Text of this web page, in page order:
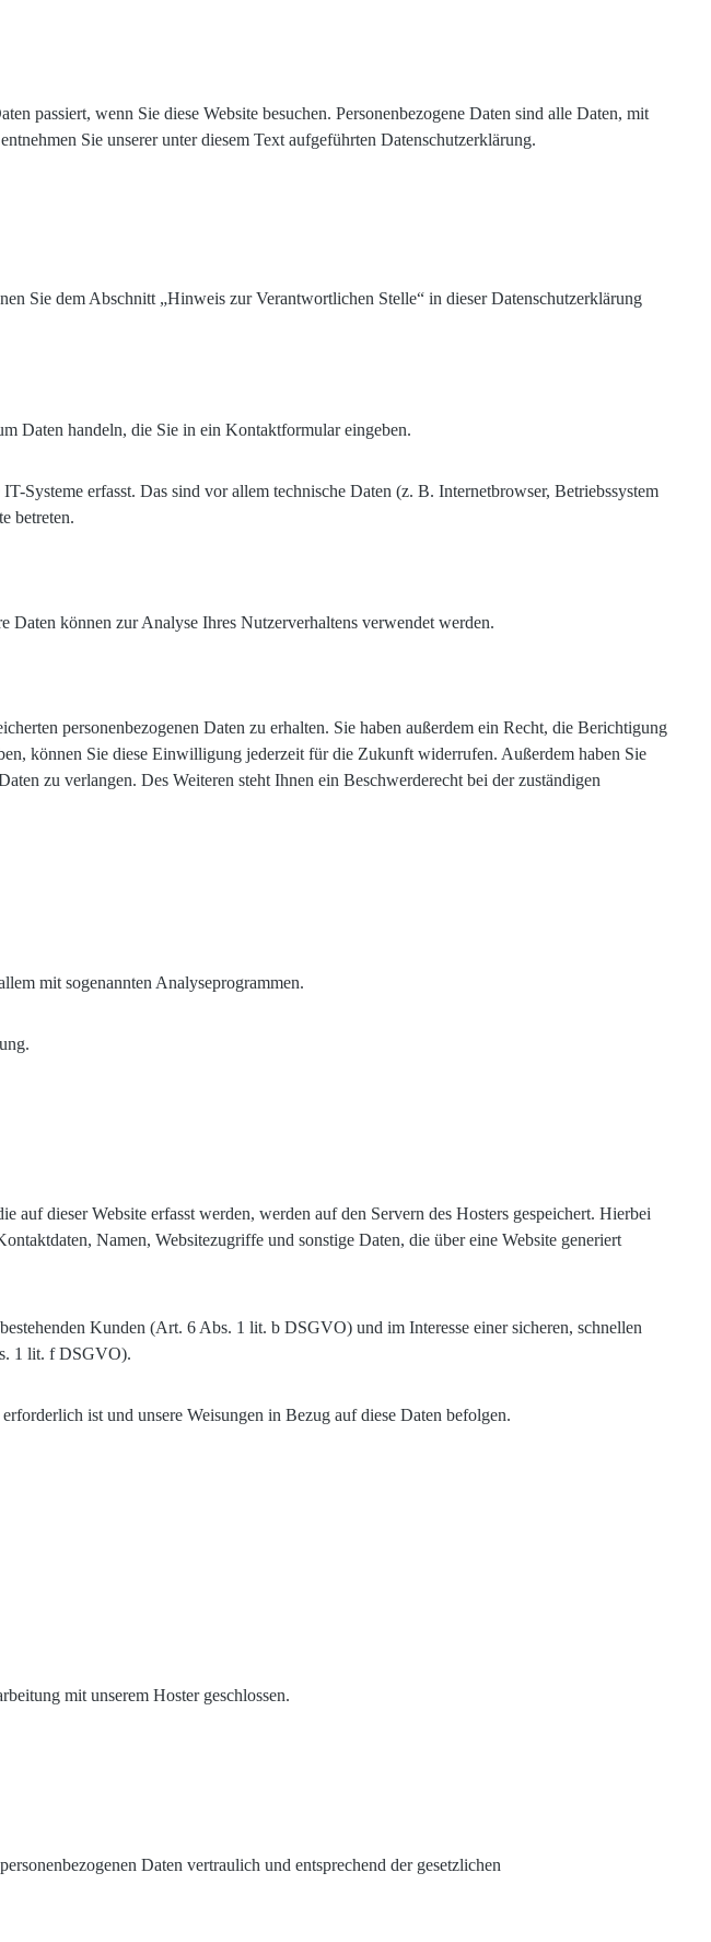
passiert, wenn Sie diese Website besuchen. Personenbezogene Daten sind alle Daten, mit
Sie unserer unter diesem Text aufgeführten Datenschutzerklärung.
Sie dem Abschnitt „Hinweis zur Verantwortlichen Stelle“ in dieser Datenschutzerklärung
Daten handeln, die Sie in ein Kontaktformular eingeben.
Systeme erfasst. Das sind vor allem technische Daten (z. B. Internetbrowser, Betriebssystem
betreten.
können zur Analyse Ihres Nutzerverhaltens verwendet werden.
personenbezogenen Daten zu erhalten. Sie haben außerdem ein Recht, die Berichtigung
können Sie diese Einwilligung jederzeit für die Zukunft widerrufen. Außerdem haben Sie
zu verlangen. Des Weiteren steht Ihnen ein Beschwerderecht bei der zuständigen
mit sogenannten Analyseprogrammen.
dieser Website erfasst werden, werden auf den Servern des Hosters gespeichert. Hierbei
Namen, Websitezugriffe und sonstige Daten, die über eine Website generiert
Kunden (Art. 6 Abs. 1 lit. b DSGVO) und im Interesse einer sicheren, schnellen
1 lit. f DSGVO).
ist und unsere Weisungen in Bezug auf diese Daten befolgen.
mit unserem Hoster geschlossen.
Daten vertraulich und entsprechend der gesetzlichen